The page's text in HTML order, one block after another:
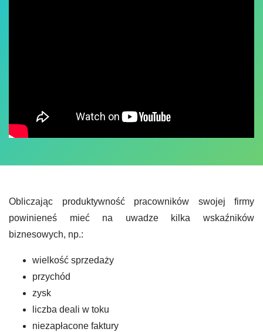
Obliczając produktywność pracowników swojej firmy
powinieneś mieć na uwadze kilka wskaźników
biznesowych, np.:
wielkość sprzedaży
przychód
zysk
liczba deali w toku
niezapłacone faktury